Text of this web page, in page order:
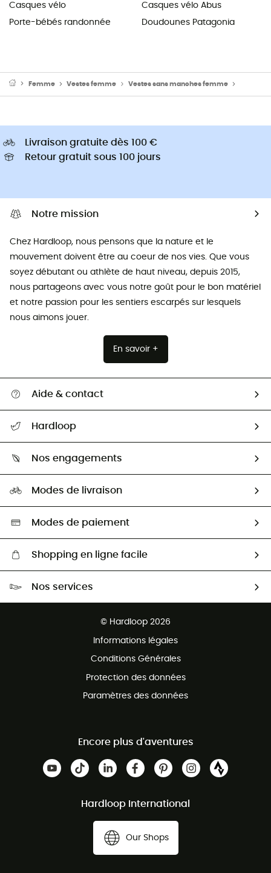
Casques vélo
Porte-bébés randonnée
Casques vélo Abus
Doudounes Patagonia
Femme Vestes femme Vestes sans manches femme
Livraison gratuite dès 100 €
Retour gratuit sous 100 jours
Notre mission
Chez Hardloop, nous pensons que la nature et le
mouvement doivent être au coeur de nos vies. Que vous
soyez débutant ou athlète de haut niveau, depuis 2015,
nous partageons avec vous notre goût pour le bon matériel
et notre passion pour les sentiers escarpés sur lesquels
nous aimons jouer.
En savoir +
Aide & contact
Guide des tailles
Seconde Main
Aide & Contact
Hardloop
HardGuides
Nos engagements
Sélection éco-responsable
Modes de livraison
Modes de paiement
Shopping en ligne facile
Nos services
© Hardloop 2026
Informations légales
Conditions Générales
Protection des données
Paramètres des données
Encore plus d'aventures
Hardloop International
Our Shops